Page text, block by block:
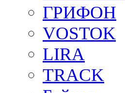
ГРИФОН
VOSTOK
LIRA
TRACK